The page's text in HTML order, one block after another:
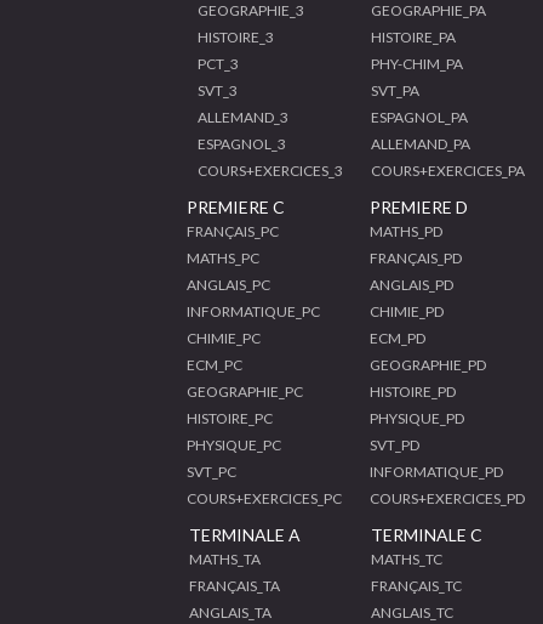
GEOGRAPHIE_3
HISTOIRE_3
PCT_3
SVT_3
ALLEMAND_3
ESPAGNOL_3
COURS+EXERCICES_3
GEOGRAPHIE_PA
HISTOIRE_PA
PHY-CHIM_PA
SVT_PA
ESPAGNOL_PA
ALLEMAND_PA
COURS+EXERCICES_PA
PREMIERE C
FRANÇAIS_PC
MATHS_PC
ANGLAIS_PC
INFORMATIQUE_PC
CHIMIE_PC
ECM_PC
GEOGRAPHIE_PC
HISTOIRE_PC
PHYSIQUE_PC
SVT_PC
COURS+EXERCICES_PC
PREMIERE D
MATHS_PD
FRANÇAIS_PD
ANGLAIS_PD
CHIMIE_PD
ECM_PD
GEOGRAPHIE_PD
HISTOIRE_PD
PHYSIQUE_PD
SVT_PD
INFORMATIQUE_PD
COURS+EXERCICES_PD
TERMINALE A
MATHS_TA
FRANÇAIS_TA
ANGLAIS_TA
TERMINALE C
MATHS_TC
FRANÇAIS_TC
ANGLAIS_TC